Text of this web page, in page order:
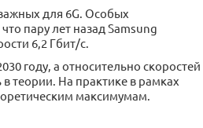
для 6G. Особых
пару лет назад Samsung
6,2 Гбит/с.
году, а относительно скоростей
теории. На практике в рамках
максимумам.